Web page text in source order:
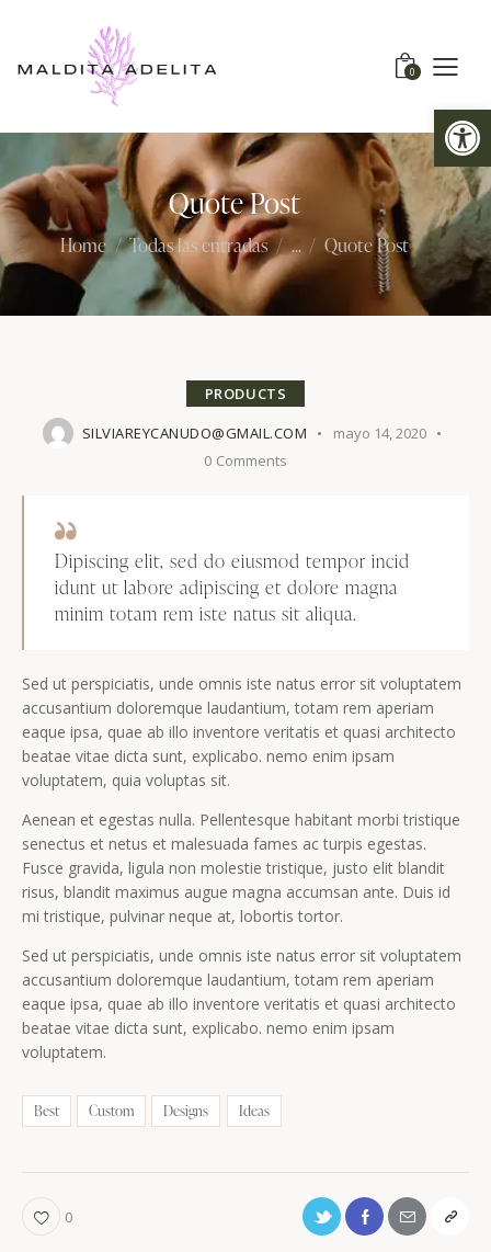
Abrir barra de herramientas
0
Quote Post
Home Todas las entradas ... Quote Post
PRODUCTS
SILVIAREYCANUDO@GMAIL.COM
mayo 14, 2020
0 Comments
Dipiscing elit, sed do eiusmod tempor incid
idunt ut labore adipiscing et dolore magna
minim totam rem iste natus sit aliqua.
Sed ut perspiciatis, unde omnis iste natus error sit voluptatem
accusantium doloremque laudantium, totam rem aperiam
eaque ipsa, quae ab illo inventore veritatis et quasi architecto
beatae vitae dicta sunt, explicabo. nemo enim ipsam
voluptatem, quia voluptas sit.
Aenean et egestas nulla. Pellentesque habitant morbi tristique
senectus et netus et malesuada fames ac turpis egestas.
Fusce gravida, ligula non molestie tristique, justo elit blandit
risus, blandit maximus augue magna accumsan ante. Duis id
mi tristique, pulvinar neque at, lobortis tortor.
Sed ut perspiciatis, unde omnis iste natus error sit voluptatem
accusantium doloremque laudantium, totam rem aperiam
eaque ipsa, quae ab illo inventore veritatis et quasi architecto
beatae vitae dicta sunt, explicabo. nemo enim ipsam
voluptatem.
Best Custom Designs Ideas
0